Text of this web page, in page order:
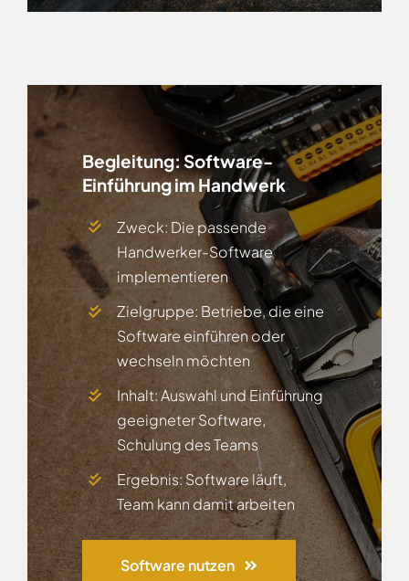
Begleitung:Software-
Einführung im Handwerk
Zweck: Die passende
Handwerker-Software
implementieren
Zielgruppe: Betriebe, die eine
Software einführen oder
wechseln möchten
Inhalt: Auswahl und Einführung
geeigneter Software,
Schulung des Teams
Ergebnis: Software läuft,
Team kann damit arbeiten
Software nutzen